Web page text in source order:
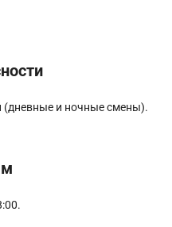
(дневные и ночные смены).